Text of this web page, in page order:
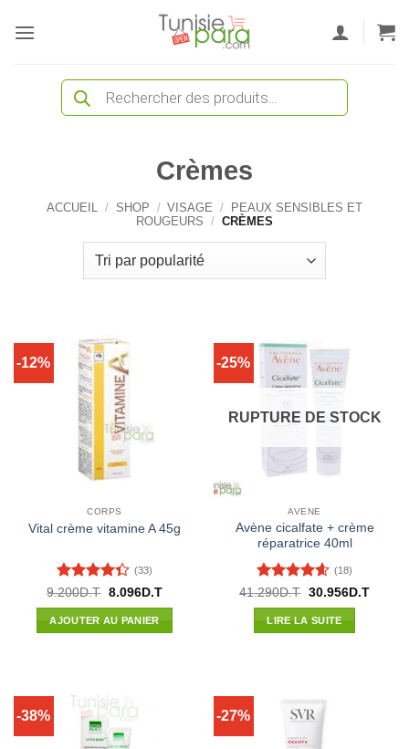
Recherche
produits
Crèmes
ACCUEIL / SHOP / VISAGE /
PEAUX SENSIBLES ET
ROUGEURS / CRÈMES
-12%
CORPS
Vital crème vitamine A 45g
Note4.33
sur 5
(33)
9.200D.T Le
initial
était :
8.096D.TLe
AJOUTER AU PANIER
-25%
RUPTURE DE STOCK
AVENE
Avène cicalfate + crème
réparatrice 40ml
Note4.56
sur 5
(18)
41.290D.T Le
initial
était :
30.956D.TLe
LIRE LA SUITE
-38% -27%